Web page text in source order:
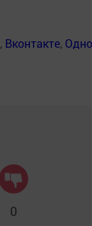
, Вконтакте,
0